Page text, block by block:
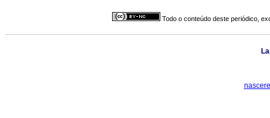
Todo o conteúdo deste periódico,